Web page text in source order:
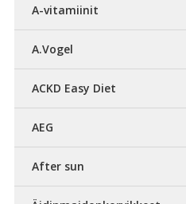
A-vitamiinit
A.Vogel
ACKD Easy Diet
AEG
After sun